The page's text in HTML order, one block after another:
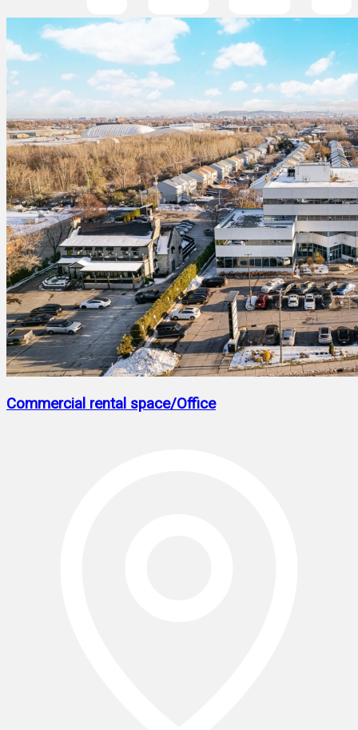
Commercial rental space/Office